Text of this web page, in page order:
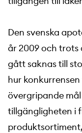
Den svenska
år 2009 och trots
gått saknas till
hur
övergripande
tillgängligheten i